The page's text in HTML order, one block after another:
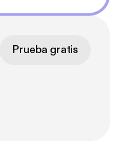
Prueba gratis